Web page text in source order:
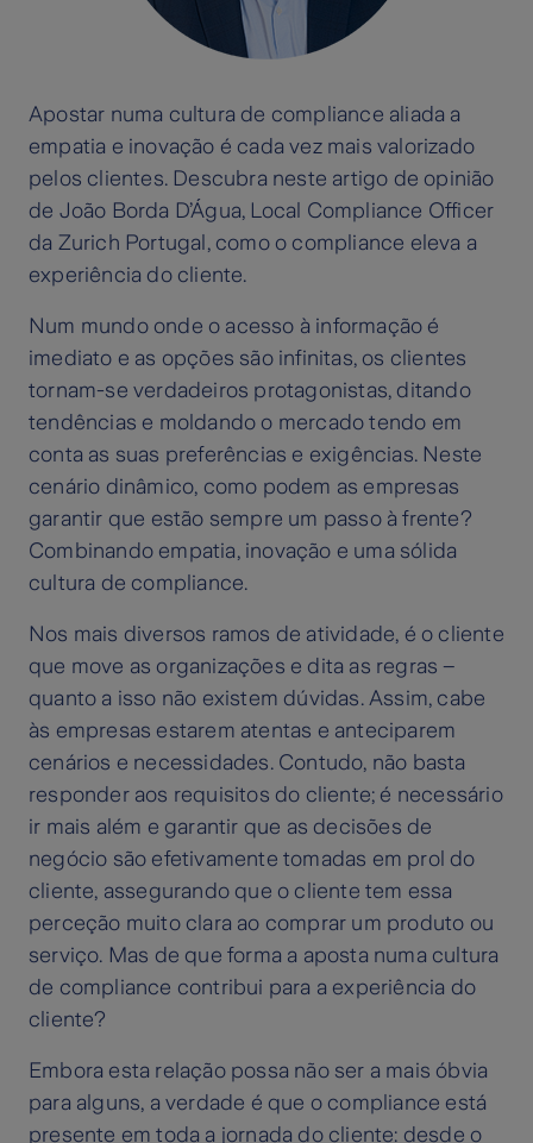
Apostar numa cultura de compliance aliada a
empatia e inovação é cada vez mais valorizado
pelos clientes. Descubra neste artigo de opinião
de João Borda D’Água, Local Compliance Officer
da Zurich Portugal, como o compliance eleva a
experiência do cliente.
Num mundo onde o acesso à informação é
imediato e as opções são infinitas, os clientes
tornam-se verdadeiros protagonistas, ditando
tendências e moldando o mercado tendo em
conta as suas preferências e exigências. Neste
cenário dinâmico, como podem as empresas
garantir que estão sempre um passo à frente?
Combinando empatia, inovação e uma sólida
cultura de compliance.
Nos mais diversos ramos de atividade, é o cliente
que move as organizações e dita as regras –
quanto a isso não existem dúvidas. Assim, cabe
às empresas estarem atentas e anteciparem
cenários e necessidades. Contudo, não basta
responder aos requisitos do cliente; é necessário
ir mais além e garantir que as decisões de
negócio são efetivamente tomadas em prol do
cliente, assegurando que o cliente tem essa
perceção muito clara ao comprar um produto ou
serviço. Mas de que forma a aposta numa cultura
de compliance contribui para a experiência do
cliente?
Embora esta relação possa não ser a mais óbvia
para alguns, a verdade é que o compliance está
presente em toda a jornada do cliente: desde o